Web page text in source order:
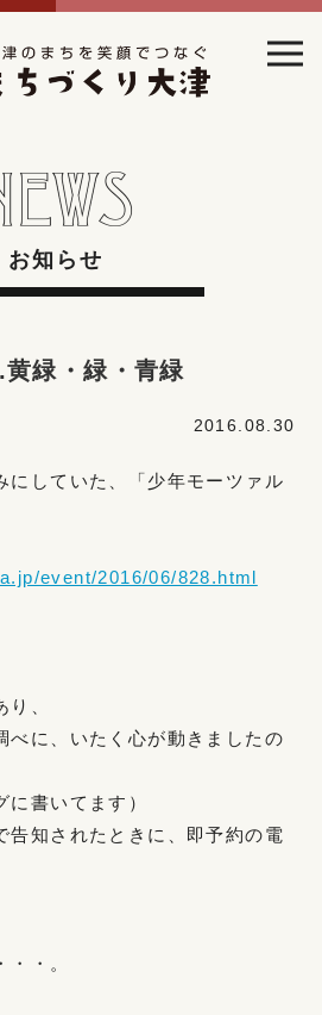
お知らせ
緑・緑・青緑
2016.08.30
にしていた、「少年モーツァル
event/2016/06/828.html
、
べに、いたく心が動きましたの
に書いてます）
告知されたときに、即予約の電
・。